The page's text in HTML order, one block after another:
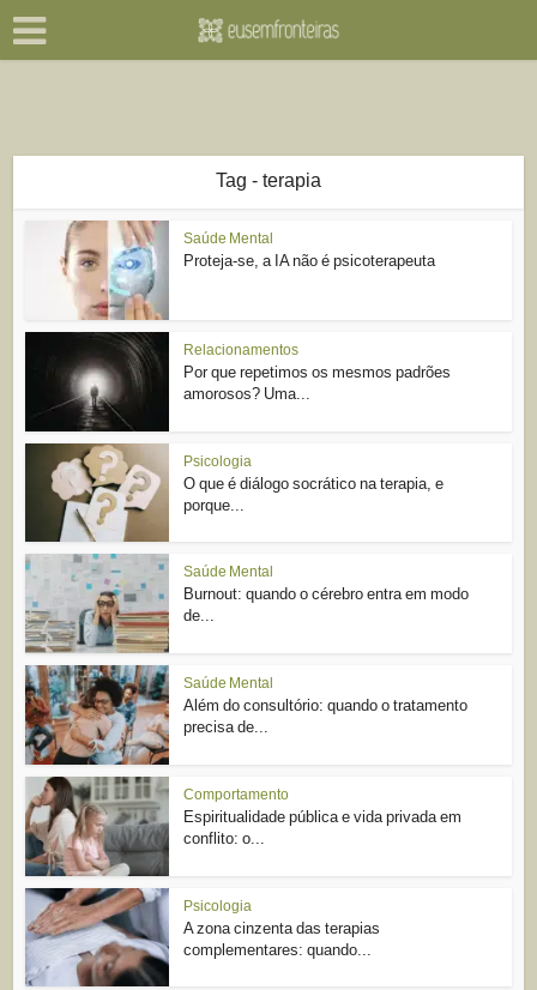
Tag - terapia
Saúde Mental
Proteja-se, a IA não é psicoterapeuta
Relacionamentos
Por que repetimos os mesmos padrões
amorosos? Uma...
Psicologia
O que é diálogo socrático na terapia, e
porque...
Saúde Mental
Burnout: quando o cérebro entra em modo
de...
Saúde Mental
Além do consultório: quando o tratamento
precisa de...
Comportamento
Espiritualidade pública e vida privada em
conflito: o...
Psicologia
A zona cinzenta das terapias
complementares: quando...